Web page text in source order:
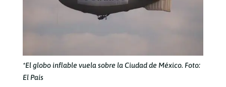
*El globo inflable vuela sobre la Ciudad de México. Foto:
El País